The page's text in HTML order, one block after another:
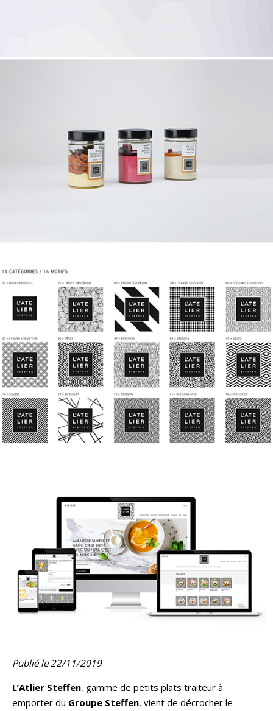
Publié le 22/11/2019
L’Atlier Steffen, gamme de petits plats traiteur à
emporter du Groupe Steffen, vient de décrocher le